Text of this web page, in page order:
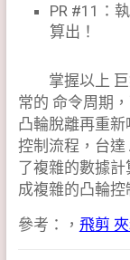
PR #11：
算出！
掌握以上
常的 命令周期
凸輪脫離再重
控制流程，台達
了複雜的數據
成複雜的凸輪控
參考：， 飛剪